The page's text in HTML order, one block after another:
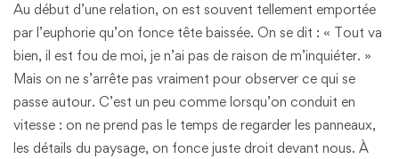
Au début d’une relation, on est souvent tellement emportée
par l’euphorie qu’on fonce tête baissée. On se dit : « Tout va
bien, il est fou de moi, je n’ai pas de raison de m’inquiéter. »
Mais on ne s’arrête pas vraiment pour observer ce qui se
passe autour. C’est un peu comme lorsqu’on conduit en
vitesse : on ne prend pas le temps de regarder les panneaux,
les détails du paysage, on fonce juste droit devant nous. À